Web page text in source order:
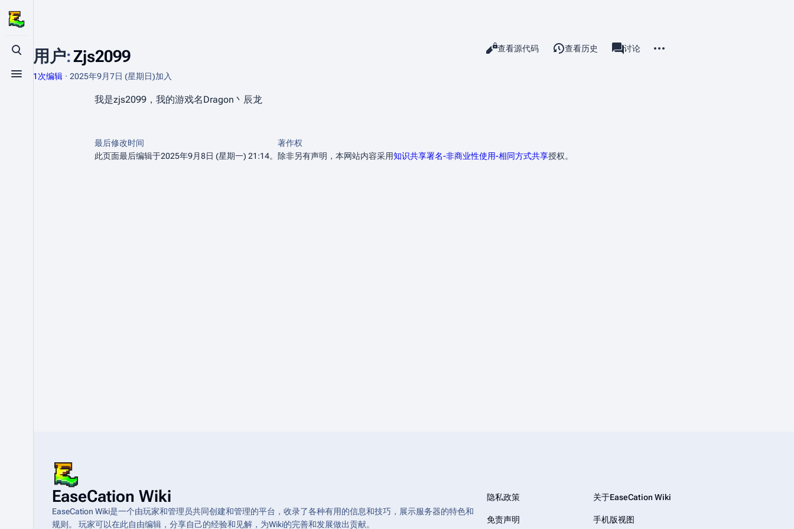
打开/关闭搜索
打开/关闭菜单
用户:Zjs2099
1次编辑 2025年9月7日 (星期日)加入
查看阅读
查看源代码 查看历史 associated-pages
用户页
讨论
我是zjs2099，我的游戏名Dragon丶辰龙
最后修改时间
此页面最后编辑于2025年9月8日 (星期一) 21:14。
著作权
除非另有声明，本网站内容采用知识共享署名-非商业性使用-相同方式共享授权。
EaseCation Wiki
EaseCation Wiki是一个由玩家和管理员共同创建和管理的平台，收录了各种有用的信息和技巧，展示服务器的特色和
规则。 玩家可以在此自由编辑，分享自己的经验和见解，为Wiki的完善和发展做出贡献。
隐私政策 关于EaseCation Wiki
免责声明 手机版视图